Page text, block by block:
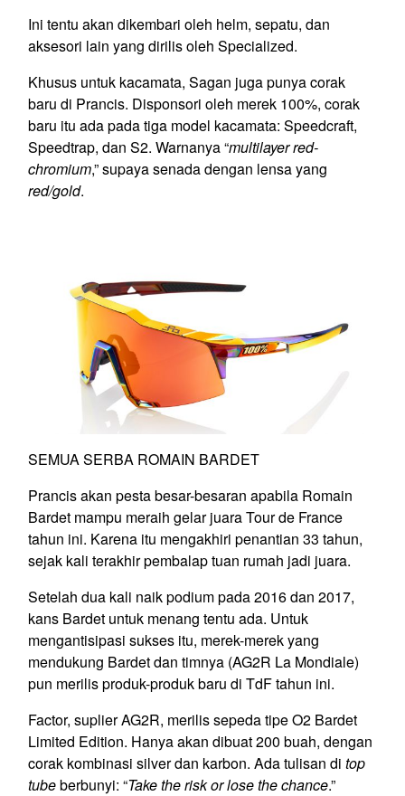
Ini tentu akan dikembari oleh helm, sepatu, dan
aksesori lain yang dirilis oleh Specialized.
Khusus untuk kacamata, Sagan juga punya corak
baru di Prancis. Disponsori oleh merek 100%, corak
baru itu ada pada tiga model kacamata: Speedcraft,
Speedtrap, dan S2. Warnanya “multilayer red-
chromium,” supaya senada dengan lensa yang
red/gold.
SEMUA SERBA ROMAIN BARDET
Prancis akan pesta besar-besaran apabila Romain
Bardet mampu meraih gelar juara Tour de France
tahun ini. Karena itu mengakhiri penantian 33 tahun,
sejak kali terakhir pembalap tuan rumah jadi juara.
Setelah dua kali naik podium pada 2016 dan 2017,
kans Bardet untuk menang tentu ada. Untuk
mengantisipasi sukses itu, merek-merek yang
mendukung Bardet dan timnya (AG2R La Mondiale)
pun merilis produk-produk baru di TdF tahun ini.
Factor, suplier AG2R, merilis sepeda tipe O2 Bardet
Limited Edition. Hanya akan dibuat 200 buah, dengan
corak kombinasi silver dan karbon. Ada tulisan di top
tubeberbunyi: “Take the risk or lose the chance.”